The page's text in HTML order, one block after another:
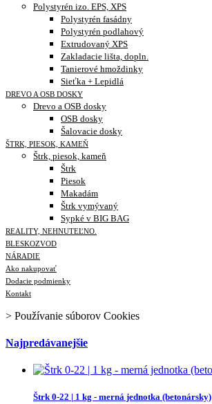
Polystyrén izo. EPS, XPS
Polystyrén fasádny
Polystyrén podlahový
Extrudovaný XPS
Zakladacie lišta, dopln.
Tanierové hmoždinky
Sieťka + Lepidlá
DREVO A OSB DOSKY
Drevo a OSB dosky
OSB dosky
Šalovacie dosky
ŠTRK, PIESOK, KAMEŇ
Štrk, piesok, kameň
Štrk
Piesok
Makadám
Štrk vymývaný
Sypké v BIG BAG
REALITY, NEHNUTEĽNO.
BLESKOZVOD
NÁRADIE
Ako nakupovať
Dodacie podmienky
Kontakt
> Používanie súborov Cookies
Najpredávanejšie
Štrk 0-22 | 1 kg - merná jednotka (betonársky)